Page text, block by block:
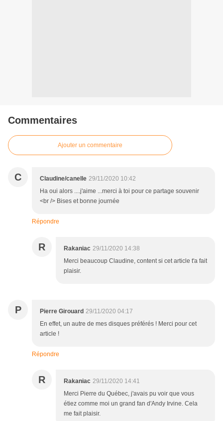
Commentaires
Ajouter un commentaire
C Claudine/canelle 29/11/2020 10:42
Ha oui alors ....j'aime ...merci à toi pour ce partage souvenir
<br /> Bises et bonne journée
Répondre
R Rakaniac 29/11/2020 14:38
Merci beaucoup Claudine, content si cet article t'a fait
plaisir.
P Pierre Girouard 29/11/2020 04:17
En effet, un autre de mes disques préférés ! Merci pour cet
article !
Répondre
R Rakaniac 29/11/2020 14:41
Merci Pierre du Québec, j'avais pu voir que vous
étiez comme moi un grand fan d'Andy Irvine. Cela
me fait plaisir.